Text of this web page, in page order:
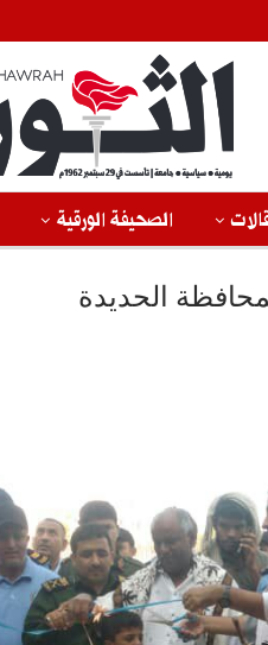
الصحيفة الورقية
الحديدة